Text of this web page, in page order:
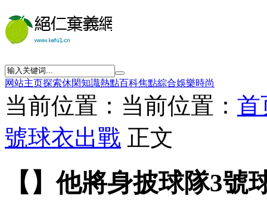
网站主页探索休閑知識熱點百科焦點綜合娛樂時尚
当前位置：当前位置： 首
號球衣出戰 正文
【】他將身披球隊3號